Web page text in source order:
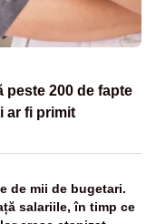
peste 200 de fapte
ar fi primit
de mii de bugetari.
salariile, în timp ce